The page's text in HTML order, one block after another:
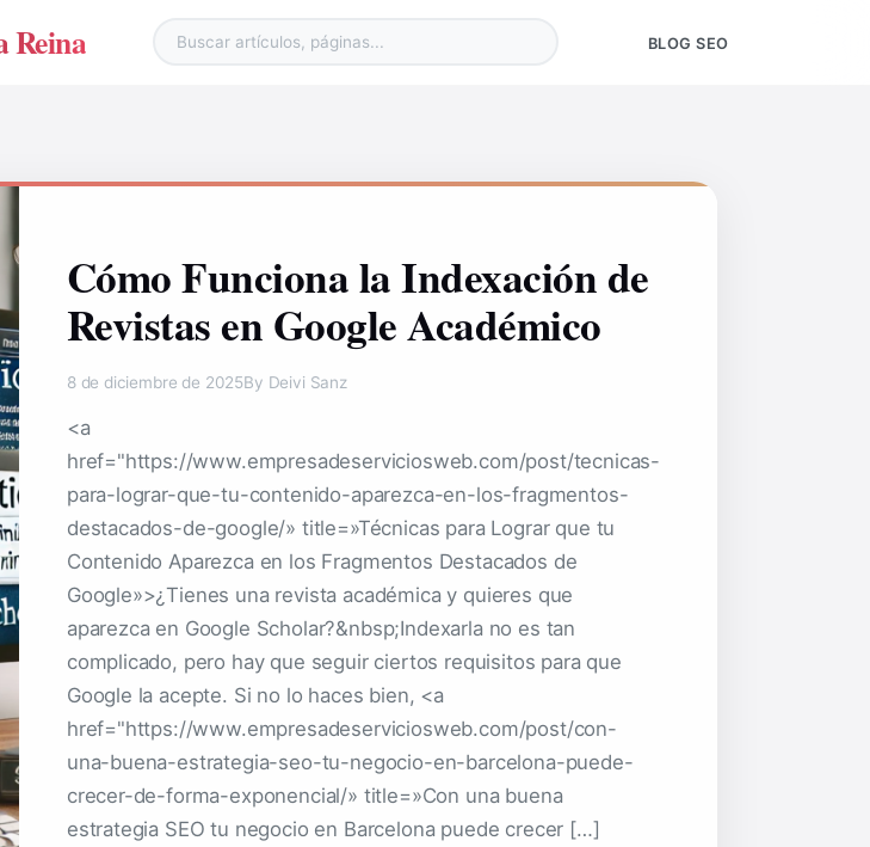
Reina BLOG SEO
Cómo Funciona la Indexación de
Revistas en Google Académico
8 de diciembre de 2025By Deivi Sanz
<a
href="https://www.empresadeserviciosweb.com/post/tecnicas-
para-lograr-que-tu-contenido-aparezca-en-los-fragmentos-
destacados-de-google/» title=»Técnicas para Lograr que tu
Contenido Aparezca en los Fragmentos Destacados de
Google»>¿Tienes una revista académica y quieres que
aparezca en Google Scholar?&nbsp;Indexarla no es tan
complicado, pero hay que seguir ciertos requisitos para que
Google la acepte. Si no lo haces bien, <a
href="https://www.empresadeserviciosweb.com/post/con-
una-buena-estrategia-seo-tu-negocio-en-barcelona-puede-
crecer-de-forma-exponencial/» title=»Con una buena
estrategia SEO tu negocio en Barcelona puede crecer […]